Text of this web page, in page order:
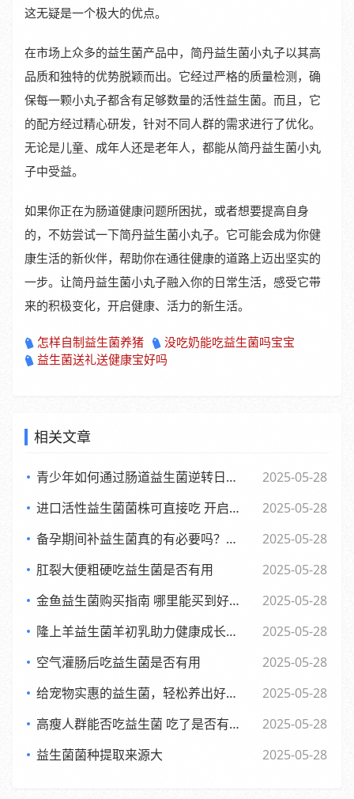
这无疑是一个极大的优点。
在市场上众多的益生菌产品中，简丹益生菌小丸子以其高
品质和独特的优势脱颖而出。它经过严格的质量检测，确
保每一颗小丸子都含有足够数量的活性益生菌。而且，它
的配方经过精心研发，针对不同人群的需求进行了优化。
无论是儿童、成年人还是老年人，都能从简丹益生菌小丸
子中受益。
如果你正在为肠道健康问题所困扰，或者想要提高自身
的，不妨尝试一下简丹益生菌小丸子。它可能会成为你健
康生活的新伙伴，帮助你在通往健康的道路上迈出坚实的
一步。让简丹益生菌小丸子融入你的日常生活，感受它带
来的积极变化，开启健康、活力的新生活。
怎样自制益生菌养猪
没吃奶能吃益生菌吗宝宝
益生菌送礼送健康宝好吗
相关文章
青少年如何通过肠道益生菌逆转日常倦怠，活力满满每一天
2025-05-28
进口活性益生菌菌株可直接吃 开启健康新体验
2025-05-28
备孕期间补益生菌真的有必要吗？了解背后的和科学依据
2025-05-28
肛裂大便粗硬吃益生菌是否有用
2025-05-28
金鱼益生菌购买指南 哪里能买到好用又实惠的金鱼益生菌
2025-05-28
隆上羊益生菌羊初乳助力健康成长的全新探索与应用
2025-05-28
空气灌肠后吃益生菌是否有用
2025-05-28
给宠物实惠的益生菌，轻松养出好肚子，赶快来看看吧
2025-05-28
高瘦人群能否吃益生菌 吃了是否有效果
2025-05-28
益生菌菌种提取来源大
2025-05-28